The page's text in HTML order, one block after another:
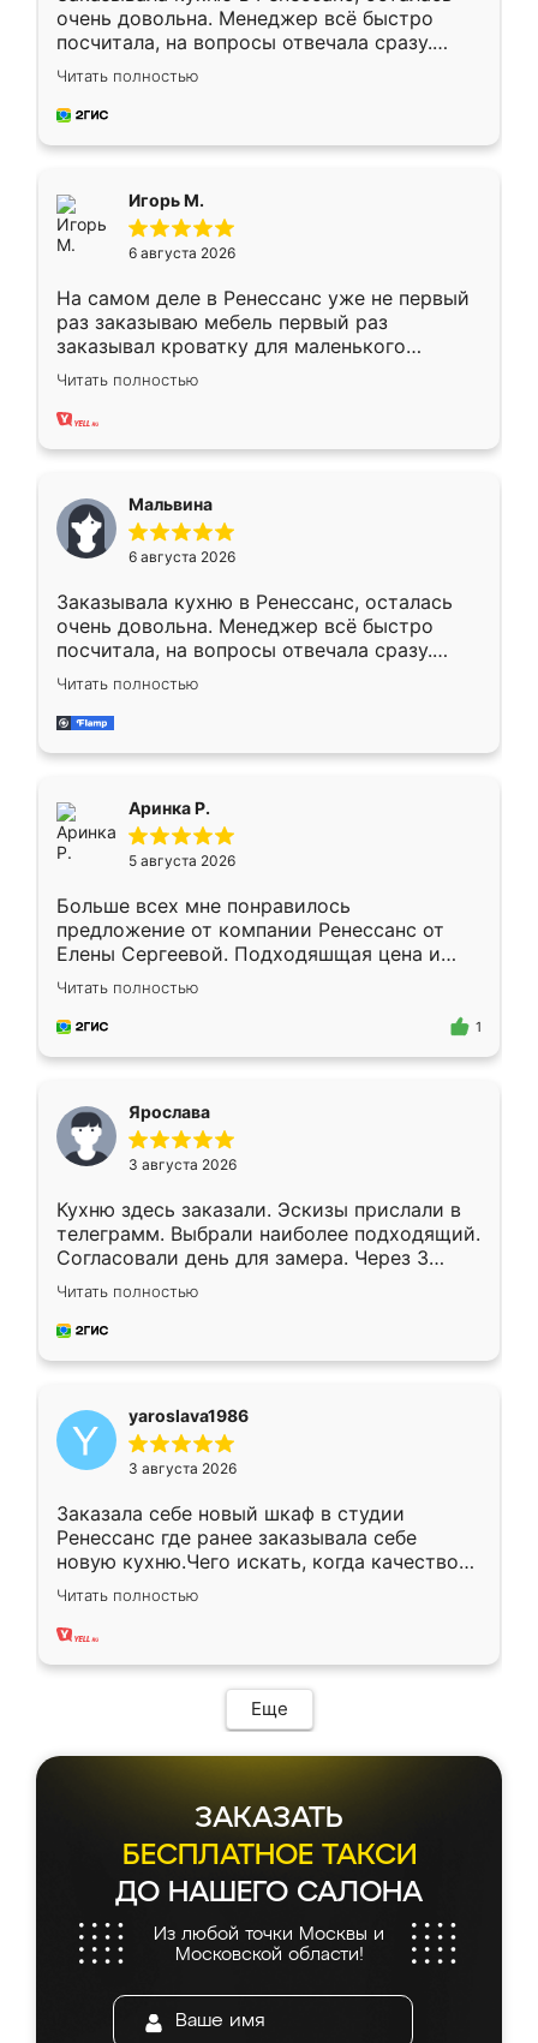
очень довольна. Менеджер всё быстро
посчитала, на вопросы отвечала сразу.
Замерщик приехал в субботу, подошёл к
делу со всей ответственностью. Собрали
за день, ребята работали аккуратно, даже
Читать полностью
Игорь М.
6 августа 2026
На самом деле в Ренессанс уже не первый
раз заказываю мебель первый раз
заказывал кроватку для маленького
ребёнка при его рождении ,во второй раз
заказал шкаф-купе. По качеству очень
хорошее сборка достаточно быстрая,
меньше, здесь же он более разнообразный.
Мне нравится ,если что-то потребуется из
мебели буду заказывать только здесь.
Читать полностью
Мальвина
6 августа 2026
Заказывала кухню в Ренессанс, осталась
очень довольна. Менеджер всё быстро
посчитала, на вопросы отвечала сразу.
Замерщик приехал в субботу, подошёл к
делу со всей ответственностью. Собрали
за день, ребята работали аккуратно, даже
Читать полностью
Аринка Р.
5 августа 2026
Больше всех мне понравилось
предложение от компании Ренессанс от
Елены Сергеевой. Подходяшщая цена и
короткие сроки изготовления. Приехавший
для замера сотрудник Владислав
предложил по моему эскизу самый
Читать полностью
1
Ярослава
3 августа 2026
Кухню здесь заказали. Эскизы прислали в
телеграмм. Выбрали наиболее подходящий.
Согласовали день для замера. Через 3
недели кухня была уже готова. Остались
довольны работой. Спасибо Ренессанс
мебель за качественную работу!
Читать полностью
yaroslava1986
3 августа 2026
Заказала себе новый шкаф в студии
Ренессанс где ранее заказывала себе
новую кухню.Чего искать, когда качеством
вполне довольна. Служит кухня уже почти
два года, нареканий нет.
Читать полностью
Еще
ЗАКАЗАТЬ
БЕСПЛАТНОЕ ТАКСИ
ДО НАШЕГО САЛОНА
Из любой точки Москвы и
Московской области!